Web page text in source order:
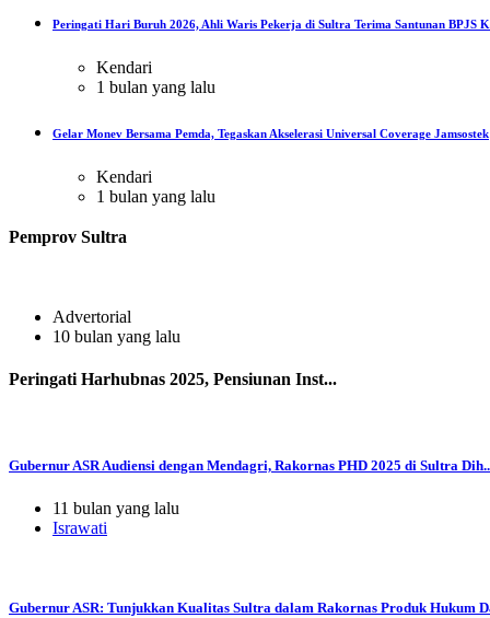
Peringati Hari Buruh 2026, Ahli Waris Pekerja di Sultra Terima Santunan BPJS
Kendari
1 bulan yang lalu
Gelar Monev Bersama Pemda, Tegaskan Akselerasi Universal Coverage Jamsostek
Kendari
1 bulan yang lalu
Pemprov Sultra
Advertorial
10 bulan yang lalu
Peringati Harhubnas 2025, Pensiunan Inst...
Gubernur ASR Audiensi dengan Mendagri, Rakornas PHD 2025 di Sultra
11 bulan yang lalu
Israwati
Gubernur ASR: Tunjukkan Kualitas Sultra dalam Rakornas Produk Hukum